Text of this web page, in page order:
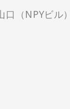
口 （NPYビル